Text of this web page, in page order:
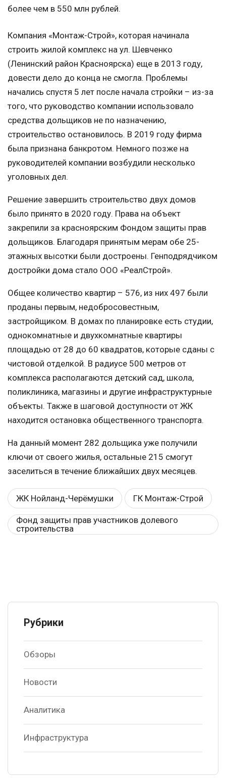
более чем в 550 млн рублей.
Компания «Монтаж-Строй», которая начинала
строить жилой комплекс на ул. Шевченко
(Ленинский район Красноярска) еще в 2013 году,
довести дело до конца не смогла. Проблемы
начались спустя 5 лет после начала стройки – из-за
того, что руководство компании использовало
средства дольщиков не по назначению,
строительство остановилось. В 2019 году фирма
была признана банкротом. Немного позже на
руководителей компании возбудили несколько
уголовных дел.
Решение завершить строительство двух домов
было принято в 2020 году. Права на объект
закрепили за красноярским Фондом защиты прав
дольщиков. Благодаря принятым мерам обе 25-
этажных высотки были достроены. Генподрядчиком
достройки дома стало ООО «РеалСтрой».
Общее количество квартир – 576, из них 497 были
проданы первым, недобросовестным,
застройщиком. В домах по планировке есть студии,
однокомнатные и двухкомнатные квартиры
площадью от 28 до 60 квадратов, которые сданы с
чистовой отделкой. В радиусе 500 метров от
комплекса располагаются детский сад, школа,
поликлиника, магазины и другие инфраструктурные
объекты. Также в шаговой доступности от ЖК
находится остановка общественного транспорта.
На данный момент 282 дольщика уже получили
ключи от своего жилья, остальные 215 смогут
заселиться в течение ближайших двух месяцев.
ЖК Нойланд-Черёмушки ГК Монтаж-Строй
Фонд защиты прав участников долевого
строительства
Рубрики
Обзоры
Новости
Аналитика
Инфраструктура